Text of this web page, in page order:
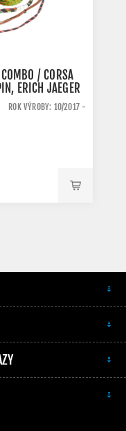
/ CORSA
ERICH JAEGER
ROK VÝROBY: 10/2017 -